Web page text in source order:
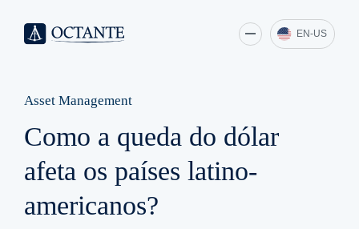
EN-US
Asset Management
Como a queda do dólar
afeta os países latino-
americanos?